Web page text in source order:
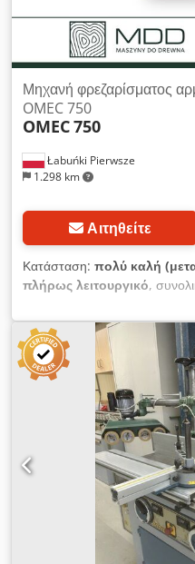
χωρίς συσκευασία
επιθεωρήθηκε, λειτουργικά
χωρίς εγγύηση ή ευθύνη
Łabuńki Pierwsze
1.298 km
Μηχανή φρεζαρίσματος
OMEC 750
OMEC750
Αιτηθείτε
Κατάσταση: πολύ καλή
πλήρως λειτουργικό,
προσφορά περιλαμβάνεται:
OMEC 750 – αυτόματη,
μηχάνημα είναι
έλεγχο, είναι πλήρως
από την αγορά, μπορείτε να
ελέγξετε διεξοδικά στις
μεγαλύτερο πλεονέκτημα του
κύκλος φρεζαρίσματος για
περιστεριού» σε όλο το
πνευματικοί μηχανισμοί
κατεργασία εξαρτήματα, ενώ
κατασκευής και των δύο
μαζική παραγωγή συρταριών,
στοιχείων, διασφαλίζοντας